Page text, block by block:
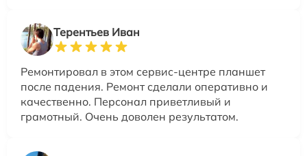
Терентьев Иван
Ремонтировал в этом сервис-центре планшет
после падения. Ремонт сделали оперативно и
качественно. Персонал приветливый и
грамотный. Очень доволен результатом.